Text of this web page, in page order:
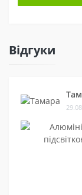
Відгуки